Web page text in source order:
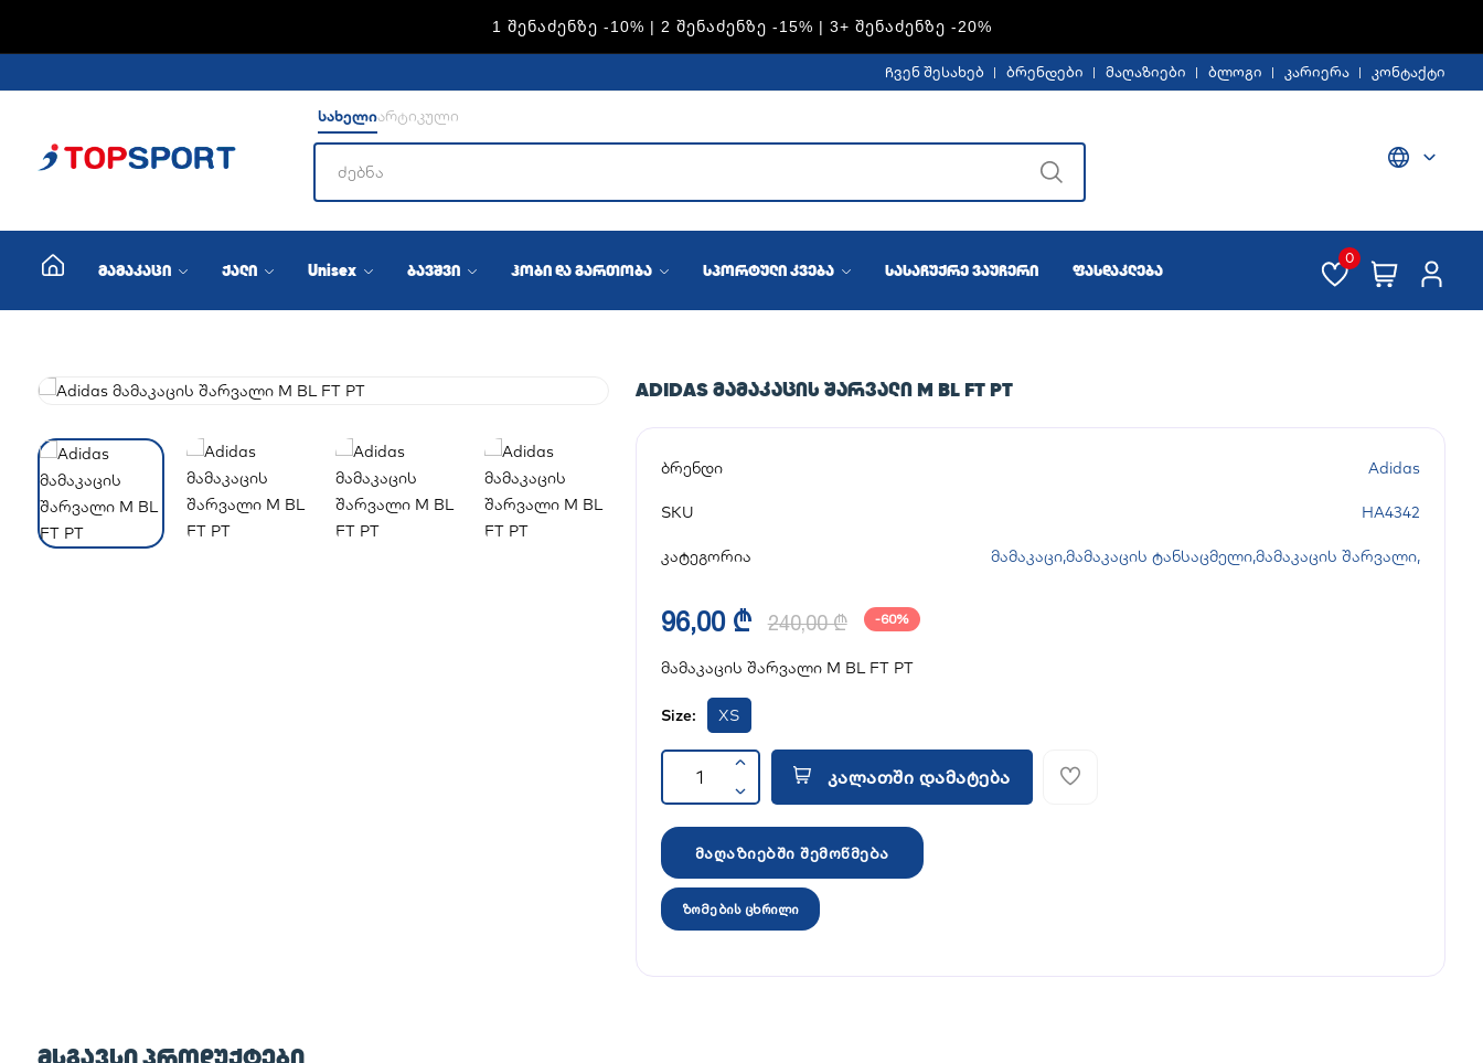
1 ᲨᲔᲜᲐᲫᲔᲜᲖᲔ -10% | 2 ᲨᲔᲜᲐᲫᲔᲜᲖᲔ -15% | 3+ ᲨᲔᲜᲐᲫᲔᲜᲖᲔ -20%
ჩვენ შესახებ ბრენდები მაღაზიები ბლოგი კარიერა კონტაქტი
სახელიარტიკული
მამაკაცი ქალი Unisex ბავშვი ჰობი და გართობა სპორტული კვება სასაჩუქრე ვაუჩერი ფასდაკლება
0
ADIDAS ᲛᲐᲛᲐᲙᲐᲪᲘᲡ ᲨᲐᲠᲕᲐᲚᲘ M BL FT PT
ბრენდი Adidas
SKU HA4342
კატეგორია მამაკაცი,მამაკაცის ტანსაცმელი,მამაკაცის შარვალი,
96,00 ₾ 240,00 ₾ -60%
მამაკაცის შარვალი M BL FT PT
Size: XS
კალათში დამატება
მაღაზიებში შემოწმება
ზომების ცხრილი